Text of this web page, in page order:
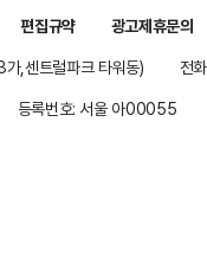
편집규약
광고제휴문의
,센트럴파크 타워동)
전
등록번호: 서울 아00055